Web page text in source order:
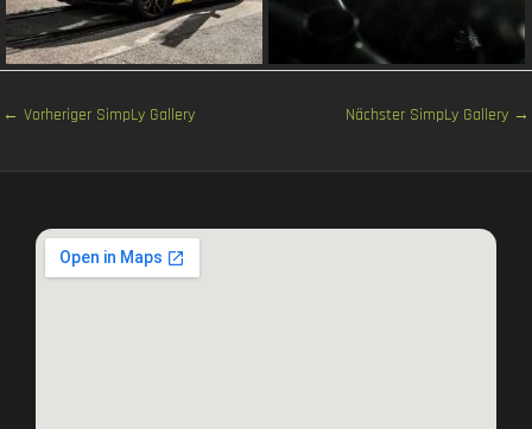
← Vorheriger SimpLy Gallery Nächster SimpLy Gallery →